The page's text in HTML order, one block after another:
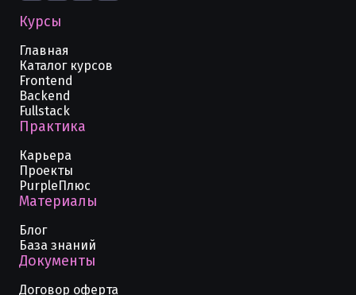
Курсы
Главная
Каталог курсов
Frontend
Backend
Fullstack
Практика
Карьера
Проекты
PurpleПлюс
Материалы
Блог
База знаний
Документы
Договор оферта